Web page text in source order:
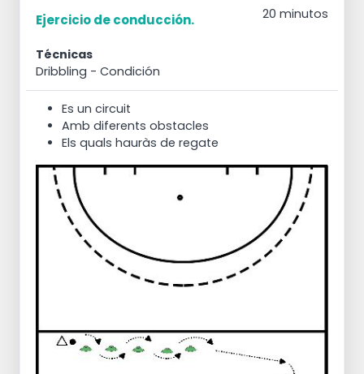
Ejercicio de conducción. 20 minutos
Técnicas
Dribbling - Condición
Es un circuit
Amb diferents obstacles
Els quals hauràs de regate